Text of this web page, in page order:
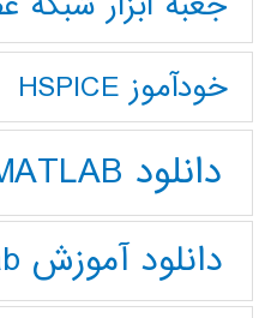
خودآموز HSPICE
دانلود MATLAB
دانلود آموزش Matlab